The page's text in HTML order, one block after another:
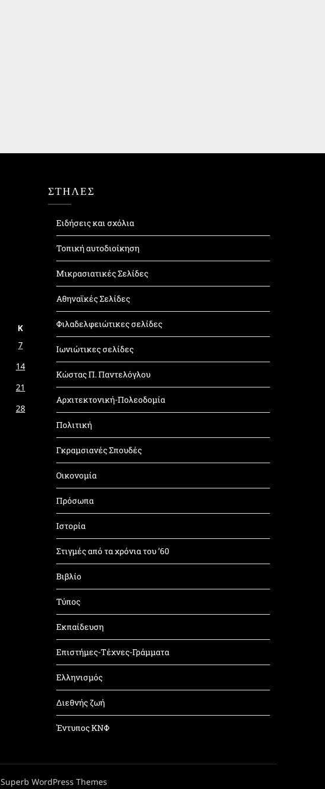
Κ
7
14
21
28
ΣΤΗΛΕΣ
Ειδήσεις και σχόλια
Τοπική αυτοδιοίκηση
Μικρασιατικές Σελίδες
Αθηναϊκές Σελίδες
Φιλαδελφειώτικες σελίδες
Ιωνιώτικες σελίδες
Κώστας Π. Παντελόγλου
Αρχιτεκτονική-Πολεοδομία
Πολιτική
Γκραμσιανές Σπουδές
Οικονομία
Πρόσωπα
Ιστορία
Στιγμές από τα χρόνια του ’60
Βιβλίο
Τύπος
Εκπαίδευση
Επιστήμες-Τέχνες-Γράμματα
Ελληνισμός
Διεθνής ζωή
Έντυπος ΚΝΦ
Superb WordPress Themes